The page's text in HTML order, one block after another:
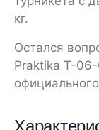
кг.
Остался
Praktika T-